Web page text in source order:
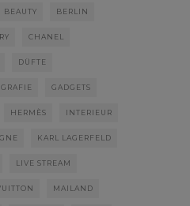
BEAUTY BERLIN
CHANEL
DÜFTE
GADGETS
HERMÈS INTERIEUR
KARL LAGERFELD
LIVE STREAM
MAILAND